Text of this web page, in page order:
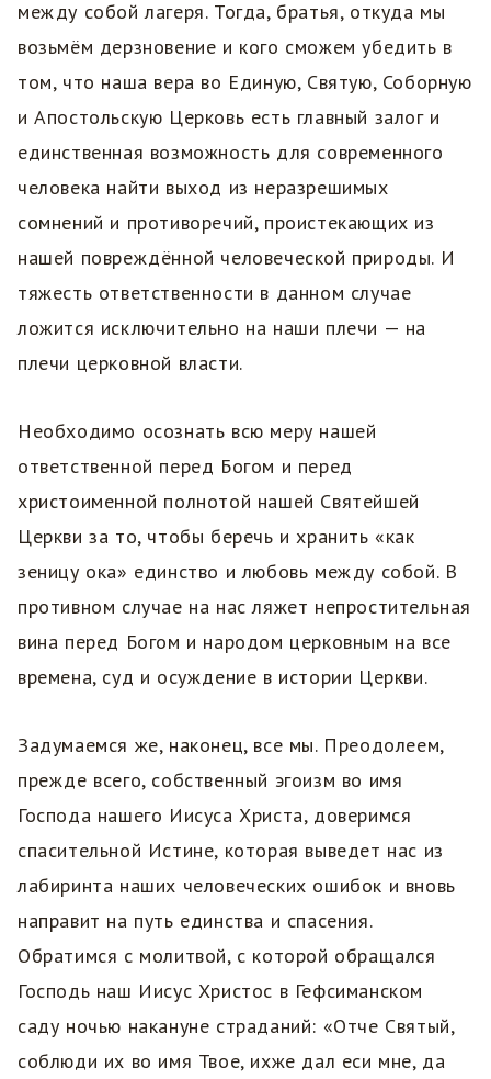
между собой лагеря. Тогда, братья, откуда мы
возьмём дерзновение и кого сможем убедить в
том, что наша вера во Единую, Святую, Соборную
и Апостольскую Церковь есть главный залог и
единственная возможность для современного
человека найти выход из неразрешимых
сомнений и противоречий, проистекающих из
нашей повреждённой человеческой природы. И
тяжесть ответственности в данном случае
ложится исключительно на наши плечи — на
плечи церковной власти.
Необходимо осознать всю меру нашей
ответственной перед Богом и перед
христоименной полнотой нашей Святейшей
Церкви за то, чтобы беречь и хранить «как
зеницу ока» единство и любовь между собой. В
противном случае на нас ляжет непростительная
вина перед Богом и народом церковным на все
времена, суд и осуждение в истории Церкви.
Задумаемся же, наконец, все мы. Преодолеем,
прежде всего, собственный эгоизм во имя
Господа нашего Иисуса Христа, доверимся
спасительной Истине, которая выведет нас из
лабиринта наших человеческих ошибок и вновь
направит на путь единства и спасения.
Обратимся с молитвой, с которой обращался
Господь наш Иисус Христос в Гефсиманском
саду ночью накануне страданий: «Отче Святый,
соблюди их во имя Твое, ихже дал еси мне, да